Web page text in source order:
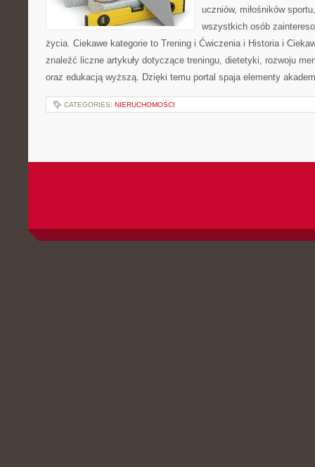
uczniów, miłośników
wszystkich osób
życia. Ciekawe kategorie to Trening i Ćwiczenia i Historia i
znaleźć liczne artykuły dotyczące treningu, dietetyki, rozwoju
oraz edukacją wyższą. Dzięki temu portal spaja elementy
CATEGORIES: NIERUCHOMOŚCI